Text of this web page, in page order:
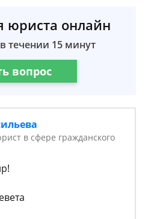
юриста онлайн
течении 15 минут
вопрос
в сфере гражданского